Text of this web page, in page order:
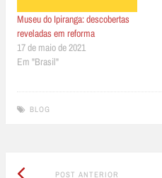
Museu do Ipiranga: descobertas
reveladas em reforma
17 de maio de 2021
Em "Brasil"
BLOG
POST ANTERIOR